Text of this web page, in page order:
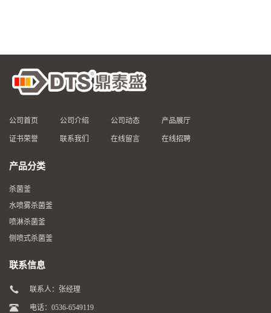
公司首页 公司介绍 公司动态 产品展厅
证书荣誉 联系我们 在线留言 在线招聘
产品分类
杀菌釜
水喷雾杀菌釜
喷淋杀菌釜
侧喷式杀菌釜
联系信息
联系人：张经理
电话：0536-6549119